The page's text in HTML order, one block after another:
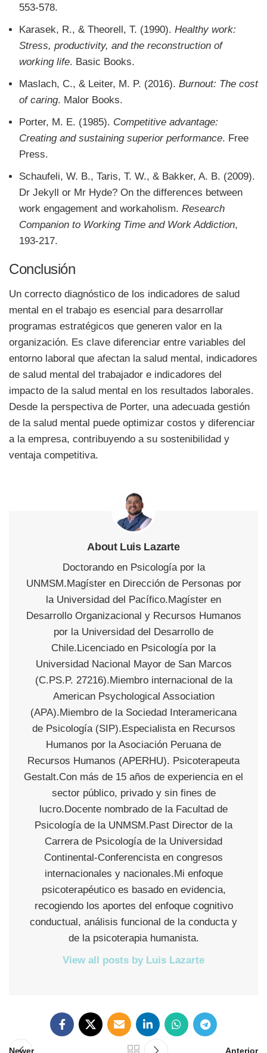
553-578.
Karasek, R., & Theorell, T. (1990). Healthy work:
Stress, productivity, and the reconstruction of
working life. Basic Books.
Maslach, C., & Leiter, M. P. (2016). Burnout: The cost
of caring. Malor Books.
Porter, M. E. (1985). Competitive advantage:
Creating and sustaining superior performance. Free
Press.
Schaufeli, W. B., Taris, T. W., & Bakker, A. B. (2009).
Dr Jekyll or Mr Hyde? On the differences between
work engagement and workaholism. Research
Companion to Working Time and Work Addiction,
193-217.
Conclusión
Un correcto diagnóstico de los indicadores de salud
mental en el trabajo es esencial para desarrollar
programas estratégicos que generen valor en la
organización. Es clave diferenciar entre variables del
entorno laboral que afectan la salud mental, indicadores
de salud mental del trabajador e indicadores del
impacto de la salud mental en los resultados laborales.
Desde la perspectiva de Porter, una adecuada gestión
de la salud mental puede optimizar costos y diferenciar
a la empresa, contribuyendo a su sostenibilidad y
ventaja competitiva.
About Luis Lazarte
Doctorando en Psicología por la
UNMSM.Magíster en Dirección de Personas por
la Universidad del Pacífico.Magíster en
Desarrollo Organizacional y Recursos Humanos
por la Universidad del Desarrollo de
Chile.Licenciado en Psicología por la
Universidad Nacional Mayor de San Marcos
(C.PS.P. 27216).Miembro internacional de la
American Psychological Association
(APA).Miembro de la Sociedad Interamericana
de Psicología (SIP).Especialista en Recursos
Humanos por la Asociación Peruana de
Recursos Humanos (APERHU). Psicoterapeuta
Gestalt.Con más de 15 años de experiencia en el
sector público, privado y sin fines de
lucro.Docente nombrado de la Facultad de
Psicología de la UNMSM.Past Director de la
Carrera de Psicología de la Universidad
Continental-Conferencista en congresos
internacionales y nacionales.Mi enfoque
psicoterapéutico es basado en evidencia,
recogiendo los aportes del enfoque cognitivo
conductual, análisis funcional de la conducta y
de la psicoterapia humanista.
View all posts by Luis Lazarte
Newer Anterior